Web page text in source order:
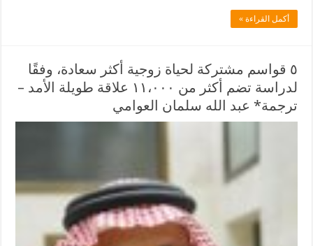
أكمل القراءة »
٥ قواسم مشتركة لحياة زوجية أكثر سعادة، وفقًا
لدراسة تضم أكثر من ١١،٠٠٠ علاقة طويلة الأمد –
ترجمة* عبد الله سلمان العوامي